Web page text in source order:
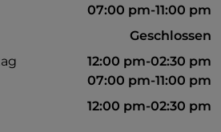
Badezimmer
07:00 pm-11:00 pm
Geschlossen
12:00 pm-02:30 pm
07:00 pm-11:00 pm
12:00 pm-02:30 pm